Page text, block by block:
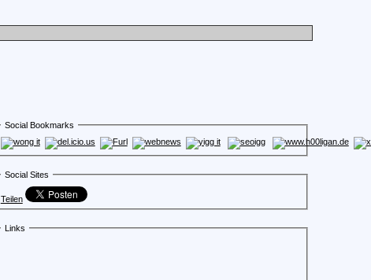
Social Bookmarks
Social Sites
Teilen
Links